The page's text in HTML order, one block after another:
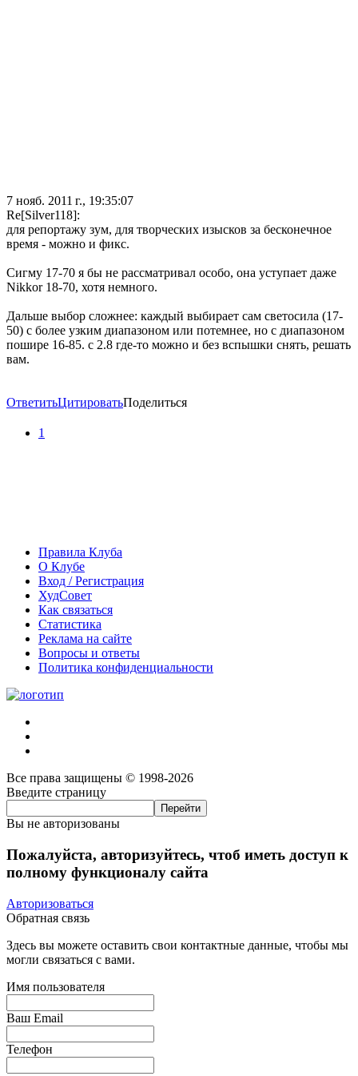
7 нояб. 2011 г., 19:35:07
Re[Silver118]:
для репортажу зум, для творческих изысков за бесконечное
время - можно и фикс.
Сигму 17-70 я бы не рассматривал особо, она уступает даже
Nikkor 18-70, хотя немного.
Дальше выбор сложнее: каждый выбирает сам светосила (17-
50) с более узким диапазоном или потемнее, но с диапазоном
пошире 16-85. с 2.8 где-то можно и без вспышки снять, решать
вам.
ОтветитьЦитироватьПоделиться
1
Правила Клуба
О Клубе
Вход / Регистрация
ХудСовет
Как связаться
Статистика
Реклама на сайте
Вопросы и ответы
Политика конфиденциальности
Все права защищены © 1998-2026
Введите страницу
Вы не авторизованы
Пожалуйста, авторизуйтесь, чтоб иметь доступ к
полному функционалу сайта
Авторизоваться
Обратная связь
Здесь вы можете оставить свои контактные данные, чтобы мы
могли связаться с вами.
Имя пользователя
Ваш Email
Телефон